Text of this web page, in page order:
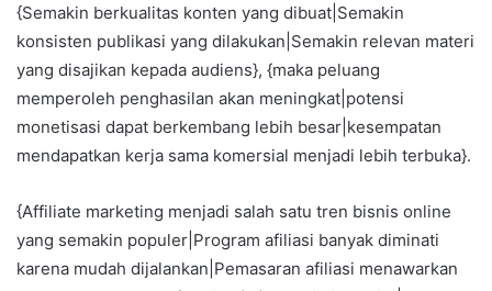
{Semakin berkualitas konten yang dibuat|Semakin
konsisten publikasi yang dilakukan|Semakin relevan materi
yang disajikan kepada audiens}, {maka peluang
memperoleh penghasilan akan meningkat|potensi
monetisasi dapat berkembang lebih besar|kesempatan
mendapatkan kerja sama komersial menjadi lebih terbuka}.
{Affiliate marketing menjadi salah satu tren bisnis online
yang semakin populer|Program afiliasi banyak diminati
karena mudah dijalankan|Pemasaran afiliasi menawarkan